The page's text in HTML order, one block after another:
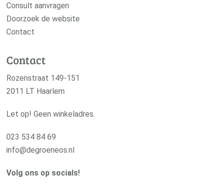
Consult aanvragen
Doorzoek de website
Contact
Contact
Rozenstraat 149-151
2011 LT Haarlem
Let op! Geen winkeladres.
023 534 84 69
info@degroeneos.nl
Volg ons op socials!